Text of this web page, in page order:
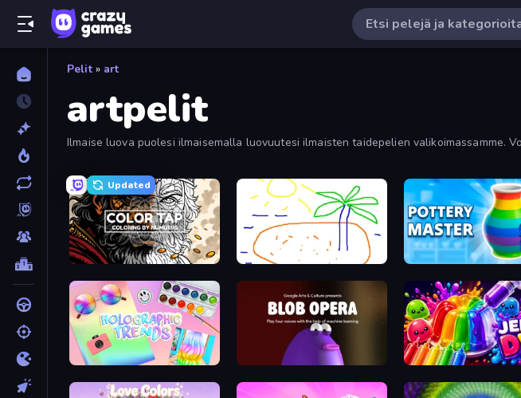
Pelit » art
artpelit
Ilmaise luova puolesi ilmaisemalla luovuutesi ilmaisten taidepelien valikoimassamme.
Updated
Color Tap: Coloring by Numbers Skribbl.io Pottery Master
Holographic Trends Blob Opera Jelly Dye